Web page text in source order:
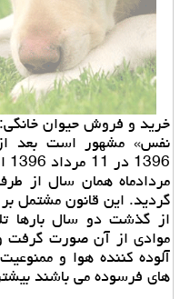
خرید و فروش حیوان
مردادماه همان سال از
از گذشت دو سال بارها
آلوده كننده هوا و
های فرسوده می باشند